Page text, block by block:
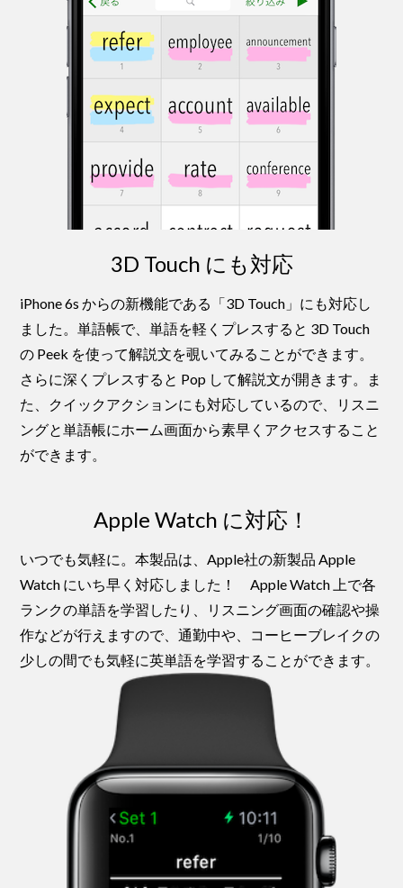
3D Touch にも対応
iPhone 6s からの新機能である「3D Touch」にも対応し
ました。単語帳で、単語を軽くプレスすると 3D Touch
の Peek を使って解説文を覗いてみることができます。
さらに深くプレスすると Pop して解説文が開きます。ま
た、クイックアクションにも対応しているので、リスニ
ングと単語帳にホーム画面から素早くアクセスすること
ができます。
Apple Watch に対応！
いつでも気軽に。本製品は、Apple社の新製品 Apple
Watch にいち早く対応しました！ Apple Watch 上で各
ランクの単語を学習したり、リスニング画面の確認や操
作などが行えますので、通勤中や、コーヒーブレイクの
少しの間でも気軽に英単語を学習することができます。